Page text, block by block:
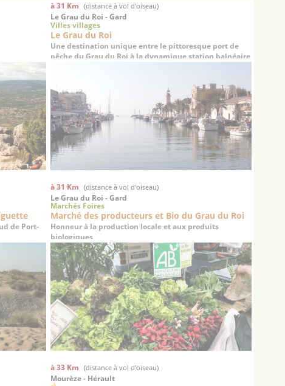
à 31 Km (distance à vol d'oiseau)
Le Grau du Roi - Gard
Villes villages
Le Grau du Roi
Une destination unique entre le pittoresque port de
pêche du Grau du Roi à la dynamique station balnéaire
de Port-
à 31 Km (distance à vol d'oiseau)
Le Grau du Roi - Gard
Marchés Foires
Marché des producteurs et Bio du Grau du Roi
Honneur à la production locale et aux produits
biologiques
à 33 Km (distance à vol d'oiseau)
Mourèze - Hérault